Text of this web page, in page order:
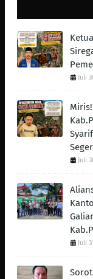
Juli
Juli
Juli